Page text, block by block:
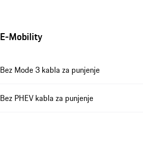
E-Mobility
Bez Mode 3 kabla za punjenje
Bez PHEV kabla za punjenje